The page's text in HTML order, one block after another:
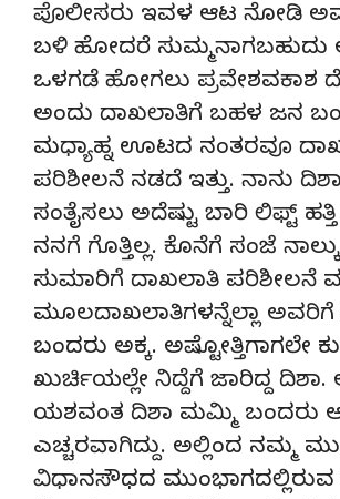
ಪೊಲೀಸರು ಇವಳ ಆಟ ನೋಡಿ
ಬಳಿ ಹೋದರೆ
ಒಳಗಡೆ ಹೋಗಲು ಪ್ರವೇಶವಕಾಶ
ಅಂದು ದಾಖಲಾತಿಗೆ ಬಹಳ ಜನ
ಮಧ್ಯಾಹ್ನ ಊಟದ ನಂತರವೂ
ಪರಿಶೀಲನೆ ನಡದೆ ಇತ್ತು. ನಾನು
ಸಂತೈಸಲು ಅದೆಷ್ಟು ಬಾರಿ ಲಿಫ್ಟ್
ನನಗೆ ಗೊತ್ತಿಲ್ಲ. ಕೊನೆಗೆ ಸಂಜೆ
ಸುಮಾರಿಗೆ ದಾಖಲಾತಿ ಪರಿಶೀಲನೆ
ಮೂಲದಾಖಲಾತಿಗಳನ್ನೆಲ್ಲಾ ಅವರಿಗೆ
ಬಂದರು ಅಕ್ಕ. ಅಷ್ಟೋತ್ತಿಗಾಗಲೇ
ಖುರ್ಚಿಯಲ್ಲೇ ನಿದ್ದೆಗೆ ಜಾರಿದ್ದ
ಯಶವಂತ ದಿಶಾ ಮಮ್ಮಿ ಬಂದರು
ಎಚ್ಚರವಾಗಿದ್ದು. ಅಲ್ಲಿಂದ ನಮ್ಮ
ವಿಧಾನಸೌಧದ